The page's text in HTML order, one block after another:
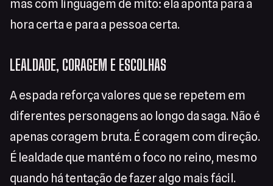
mas com linguagem de mito: ela aponta para a
hora certa e para a pessoa certa.
LEALDADE, CORAGEM E ESCOLHAS
A espada reforça valores que se repetem em
diferentes personagens ao longo da saga. Não é
apenas coragem bruta. É coragem com direção.
É lealdade que mantém o foco no reino, mesmo
quando há tentação de fazer algo mais fácil.